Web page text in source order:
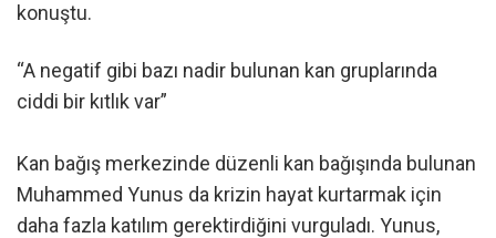
konuştu.
“A negatif gibi bazı nadir bulunan kan gruplarında
ciddi bir kıtlık var”
Kan bağış merkezinde düzenli kan bağışında bulunan
Muhammed Yunus da krizin hayat kurtarmak için
daha fazla katılım gerektirdiğini vurguladı. Yunus,